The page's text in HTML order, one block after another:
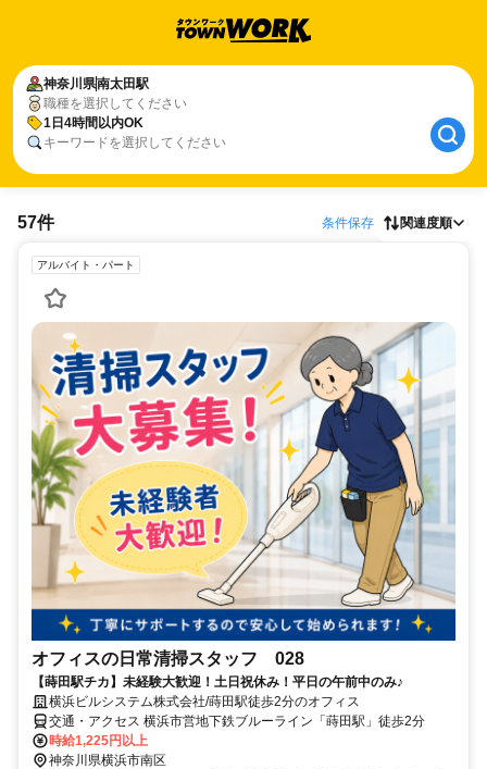
神奈川県南太田駅
職種を選択してください
1日4時間以内OK
キーワードを選択してください
57件 条件保存 関連度順
アルバイト・パート
オフィスの日常清掃スタッフ 028
【蒔田駅チカ】未経験大歓迎！土日祝休み！平日の午前中のみ♪
横浜ビルシステム株式会社/蒔田駅徒歩2分のオフィス
交通・アクセス 横浜市営地下鉄ブルーライン「蒔田駅」徒歩2分
時給1,225円以上
神奈川県横浜市南区